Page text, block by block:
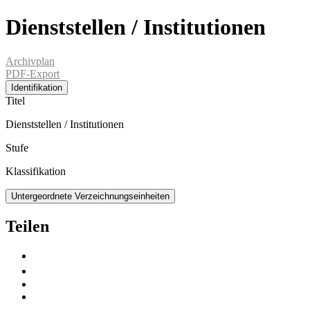
Dienststellen / Institutionen
Archivplan
PDF-Export
Identifikation
Titel
Dienststellen / Institutionen
Stufe
Klassifikation
Untergeordnete Verzeichnungseinheiten
Teilen